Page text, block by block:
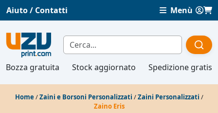
Aiuto / Contatti Menù
Bozza gratuita Stock aggiornato Spedizione gratis
Home /Zaini e Borsoni Personalizzati /Zaini Personalizzati /
Zaino Eris